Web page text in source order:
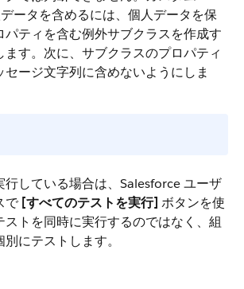
ータを含めるには、個人データを保
パティを含む例外サブクラスを作成す
ます。次に、サブクラスのプロパティ
ージ文字列に含めないようにしま
行している場合は、Salesforce ユーザ
で [すべてのテストを実行] ボタンを使
ストを同時に実行するのではなく、組
にテストします。